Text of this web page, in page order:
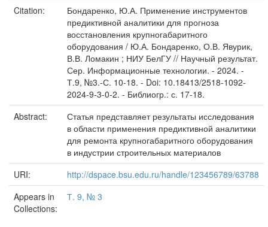
Citation:
Бондаренко, Ю.А. Применение инструментов
предиктивной аналитики для прогноза
восстановления крупногабаритного
оборудования / Ю.А. Бондаренко, О.В. Явурик,
В.В. Ломакин ; НИУ БелГУ // Научный результат.
Сер. Информационные технологии. - 2024. -
Т.9, №3.-С. 10-18. - Doi: 10.18413/2518-1092-
2024-9-3-0-2. - Библиогр.: с. 17-18.
Abstract:
Статья представляет результаты исследования
в области применения предиктивной аналитики
для ремонта крупногабаритного оборудования
в индустрии строительных материалов
URI:
http://dspace.bsu.edu.ru/handle/123456789/63788
Appears in
Collections:
Т. 9, № 3